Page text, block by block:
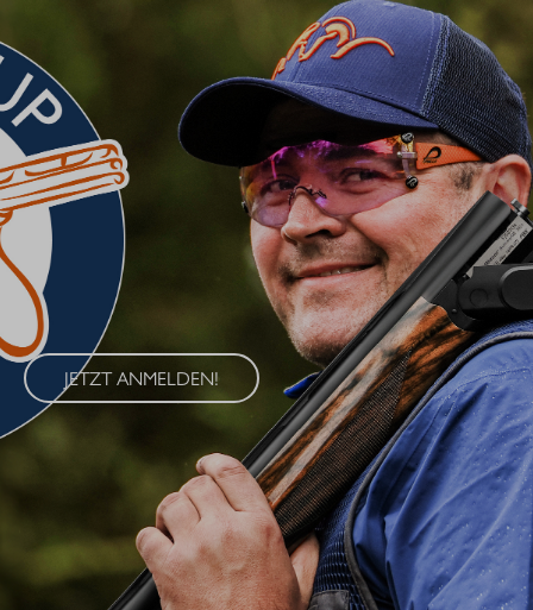
BLASER CUP 2026
Erleben Sie den Blaser Cup 2026 – eine exklusive Serie von
Wettkämpfen im Wurfscheibenschießen, die an vier
renommierten Standorten in Deutschland ausgetragen wird. Der
Blaser Cup bietet Schützen aller Klassen die Möglichkeit, ihre
Fähigkeiten im sportlichen Wettkampf unter Beweis zu stellen.
JETZT ANMELDEN!